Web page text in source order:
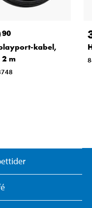
90
kabel,
m